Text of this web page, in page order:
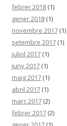
febrer 2018 (1)
gener 2018 (1)
novembre 2017 (1)
setembre 2017 (1)
juliol 2017 (1)
juny 2017 (1)
maig 2017 (1)
abril 2017 (1)
març 2017 (2)
febrer 2017 (2)